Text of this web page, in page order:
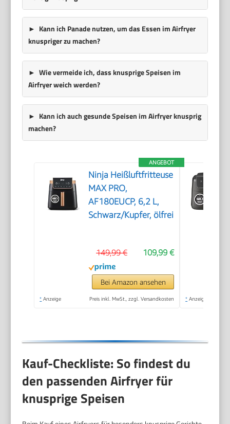
Kann ich Panade nutzen, um das Essen im Airfryer
knuspriger zu machen?
Wie vermeide ich, dass knusprige Speisen im
Airfryer weich werden?
Kann ich auch gesunde Speisen im Airfryer knusprig
machen?
ANGEBOT
Ninja Heißluftfritteuse
MAX PRO,
AF180EUCP, 6,2 L,
Schwarz/Kupfer, ölfrei
109,99 €
149,99 €
Bei Amazon ansehen
* Anzeige Preis inkl. MwSt., zzgl. Versandkosten * Anzeige
Kauf-Checkliste: So findest du
den passenden Airfryer für
knusprige Speisen